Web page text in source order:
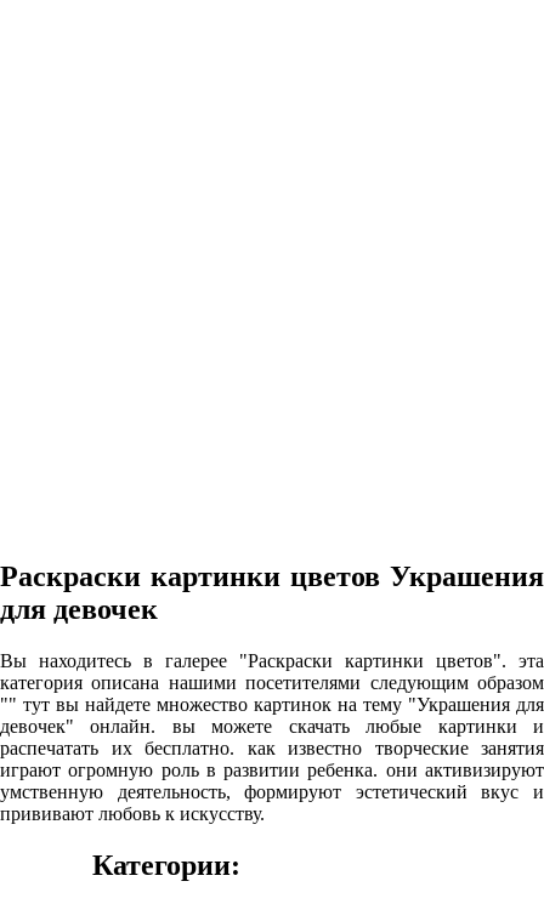
Раскраски картинки цветов Украшения
для девочек
Вы находитесь в галерее "Раскраски картинки цветов". эта
категория описана нашими посетителями следующим образом
"" тут вы найдете множество картинок на тему "Украшения для
девочек" онлайн. вы можете скачать любые картинки и
распечатать их бесплатно. как известно творческие занятия
играют огромную роль в развитии ребенка. они активизируют
умственную деятельность, формируют эстетический вкус и
прививают любовь к искусству.
Категории: